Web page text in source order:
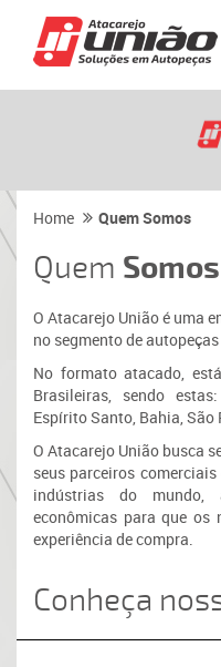
Home Quem Somos
Quem Somos
O Atacarejo União é uma
no segmento de autopeças
No formato atacado,
Brasileiras, sendo
Espírito Santo, Bahia, São
O Atacarejo União busca
seus parceiros
indústrias do
econômicas para que os
experiência de compra.
Conheça